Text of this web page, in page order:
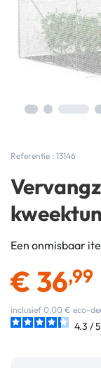
Referentie : 13146
Een onmisbaar
€ 36,99
inclusief 0.00 € eco-
4.3 /5